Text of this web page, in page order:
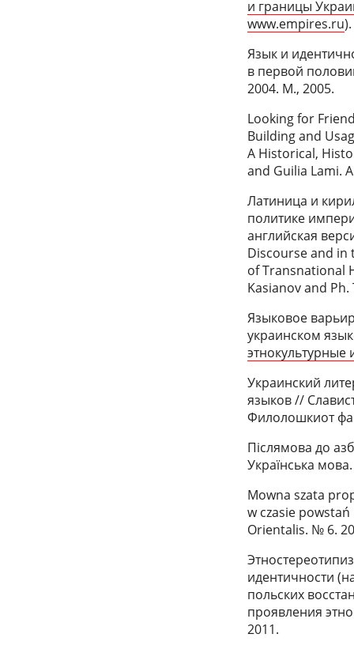
и границы
www.empires.ru).
Язык и
в первой
2004. М., 2005.
Looking for
Building and
A Historical,
and Guilia Lami.
Латиница и
политике
английская
Discourse and in
of Transnational
Kasianov and Ph.
Языковое
украинском
Украинский
языков //
Филолошкиот
Післямова до
Українська
Mowna szata
w czasie
Orientalis. № 6.
идентичности
польских
проявления
2011.